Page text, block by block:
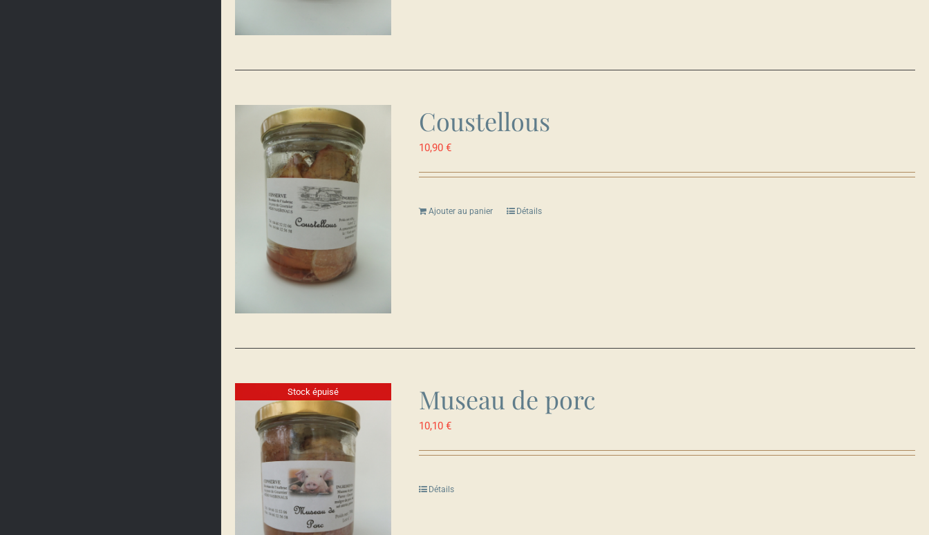
Coustellous
10,90 €
Ajouter au panier Détails
Stock épuisé Museau de porc
10,10 €
Détails